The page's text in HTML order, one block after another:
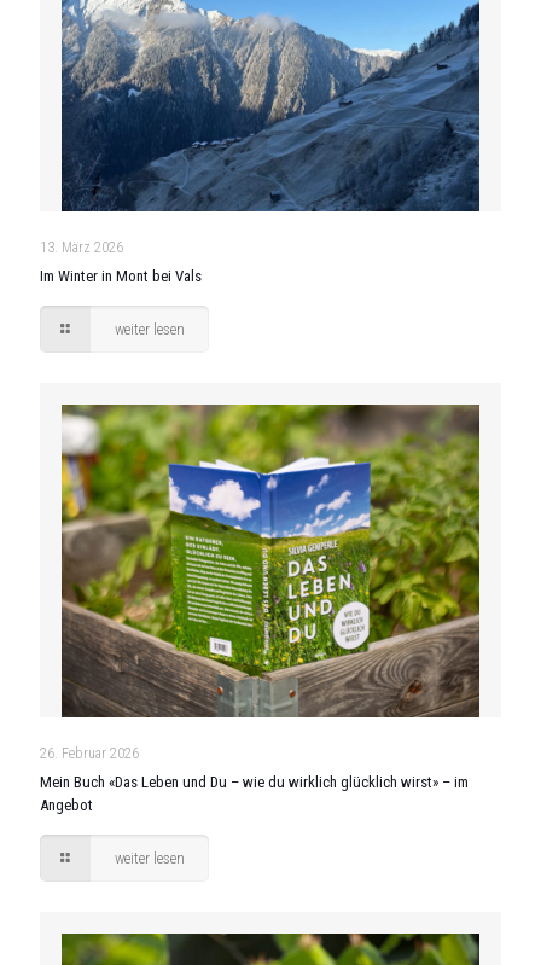
13. März 2026
Im Winter in Mont bei Vals
weiter lesen
26. Februar 2026
Mein Buch «Das Leben und Du – wie du wirklich glücklich wirst» – im
Angebot
weiter lesen